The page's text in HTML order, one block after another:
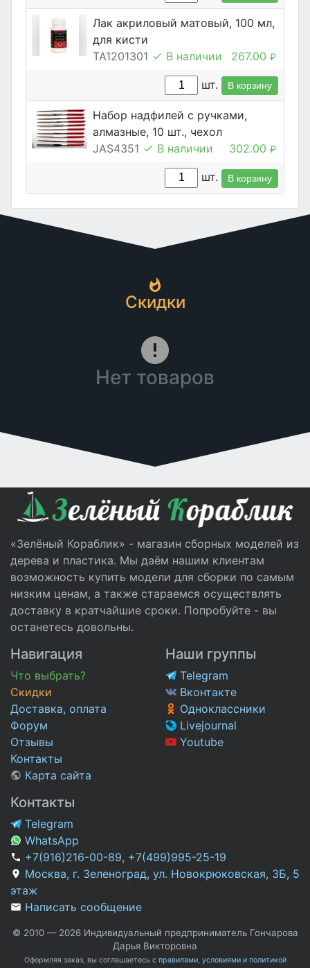
Лак акриловый матовый, 100 мл,
для кисти
TA1201301
В наличии 267.00 ₽
шт. В корзину
Набор надфилей с ручками,
алмазные, 10 шт., чехол
JAS4351
В наличии 302.00 ₽
шт. В корзину
Скидки
Нет товаров
«Зелёный Кораблик» - магазин сборных моделей из
дерева и пластика. Мы даём нашим клиентам
возможность купить модели для сборки по самым
низким ценам, а также стараемся осуществлять
доставку в кратчайшие сроки. Попробуйте - вы
останетесь довольны.
Навигация
Что выбрать?
Скидки
Доставка, оплата
Форум
Отзывы
Контакты
Карта сайта
Наши группы
Telegram
Вконтакте
Одноклассники
Livejournal
Youtube
Контакты
Telegram
WhatsApp
+7(916)216-00-89, +7(499)995-25-19
Москва, г. Зеленоград, ул. Новокрюковская, 3Б, 5
этаж
Написать сообщение
© 2010 — 2026 Индивидуальный предприниматель Гончарова
Дарья Викторовна
Оформляя заказ, вы соглашаетесь с правилами, условиями и политикой